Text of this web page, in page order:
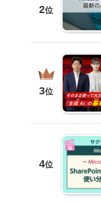
2位
3位
4位